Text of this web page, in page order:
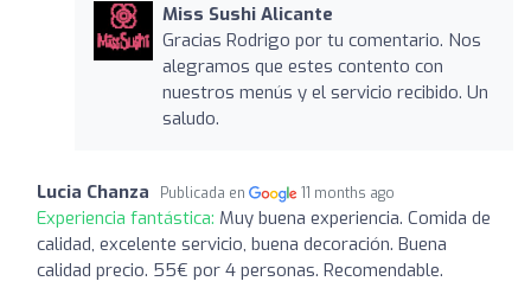
Miss Sushi Alicante
Gracias Rodrigo por tu comentario. Nos
alegramos que estes contento con
nuestros menús y el servicio recibido. Un
saludo.
Lucia Chanza Publicada en 11 months ago
Experiencia fantástica: Muy buena experiencia. Comida de
calidad, excelente servicio, buena decoración. Buena
calidad precio. 55€ por 4 personas. Recomendable.